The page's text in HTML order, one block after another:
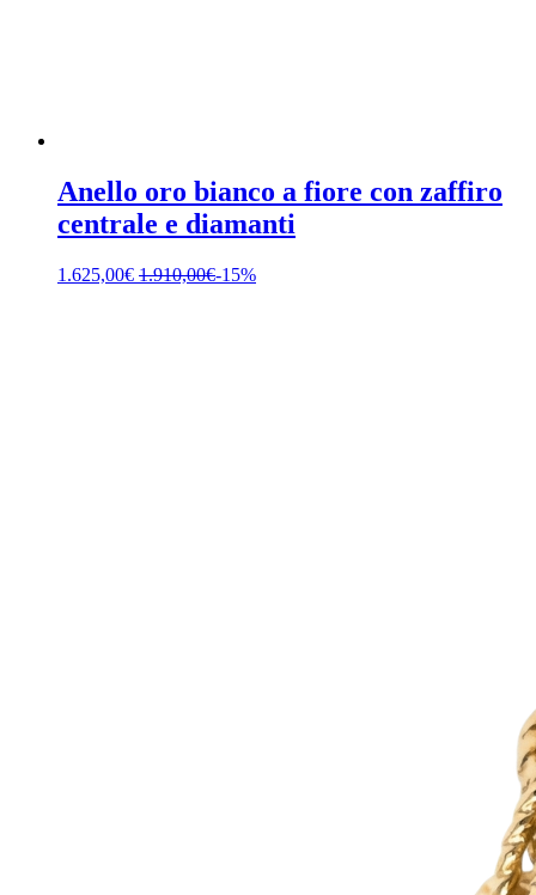
Anello oro bianco a fiore con zaffiro
centrale e diamanti
1.625,00€ 1.910,00€-15%